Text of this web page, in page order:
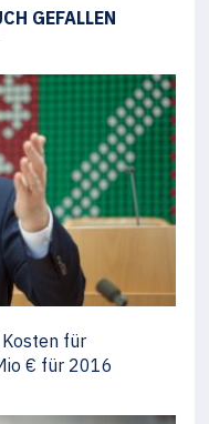
GEFALLEN
für
€ für 2016